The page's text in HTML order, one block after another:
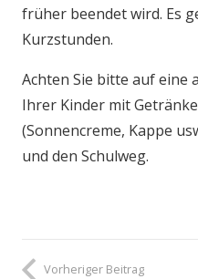
früher beendet wird. Es
Kurzstunden.
Achten Sie bitte auf eine
Ihrer Kinder mit
(Sonnencreme, Kappe
und den Schulweg.
Vorheriger Beitrag